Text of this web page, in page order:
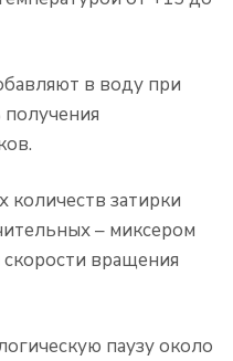
в воду при
затирки
– миксером
вращения
паузу около